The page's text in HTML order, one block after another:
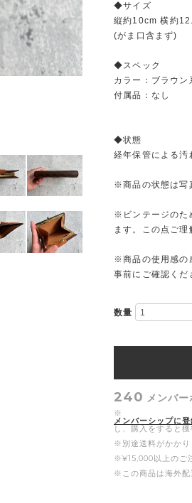
◆サイズ
縦約10cm 横約
(がま口含まず)
◆スペック
カラー：ブラウン
付属品：なし
◆状態
経年保管による汚
※商品の状態は写
※ビンテージのた
ます。この点ご理
※商品の使用感の
事前にご確認くだ
数量
240 メンバー
※
メンバーシップに登
し、購入をすると獲
※別途送料がかかり
※¥15,000以上のご
※この商品は海外配